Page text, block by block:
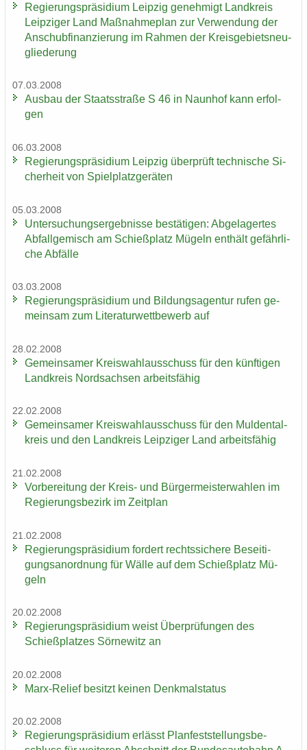
Re­gie­rungs­prä­si­di­um Leip­zig ge­neh­migt Land­kreis
Leip­zi­ger Land Maß­nah­me­plan zur Ver­wen­dung der
An­schub­fi­nan­zie­rung im Rah­men der Kreis­ge­biets­neu­
glie­de­rung
07.03.2008
Aus­bau der Staats­stra­ße S 46 in Naun­hof kann er­fol­
gen
06.03.2008
Re­gie­rungs­prä­si­di­um Leip­zig über­prüft tech­ni­sche Si­
cher­heit von Spiel­platz­ge­rä­ten
05.03.2008
Un­ter­su­chungs­er­geb­nis­se be­stä­ti­gen: Ab­ge­la­ger­tes
Ab­fall­ge­misch am Schieß­platz Mü­geln ent­hält ge­fähr­li­
che Ab­fäl­le
03.03.2008
Re­gie­rungs­prä­si­di­um und Bil­dungs­agen­tur rufen ge­
mein­sam zum Li­te­ra­tur­wett­be­werb auf
28.02.2008
Ge­mein­sa­mer Kreis­wahl­aus­schuss für den künf­ti­gen
Land­kreis Nord­sach­sen ar­beits­fä­hig
22.02.2008
Ge­mein­sa­mer Kreis­wahl­aus­schuss für den Mul­den­tal­
kreis und den Land­kreis Leip­zi­ger Land ar­beits­fä­hig
21.02.2008
Vor­be­rei­tung der Kreis-​ und Bür­ger­meis­ter­wah­len im
Re­gie­rungs­be­zirk im Zeit­plan
21.02.2008
Re­gie­rungs­prä­si­di­um for­dert rechts­si­che­re Be­sei­ti­
gungs­an­ord­nung für Wälle auf dem Schieß­platz Mü­
geln
20.02.2008
Re­gie­rungs­prä­si­di­um weist Über­prü­fun­gen des
Schieß­plat­zes Sör­ne­witz an
20.02.2008
Marx-​Relief be­sitzt kei­nen Denk­mal­sta­tus
20.02.2008
Re­gie­rungs­prä­si­di­um er­lässt Plan­fest­stel­lungs­be­